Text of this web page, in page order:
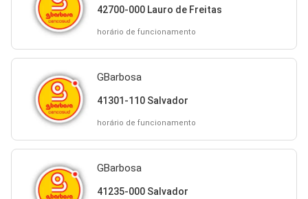
42700-000 Lauro de Freitas
horário de funcionamento
GBarbosa
41301-110 Salvador
horário de funcionamento
GBarbosa
41235-000 Salvador